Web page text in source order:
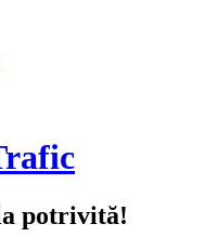
potrivită!